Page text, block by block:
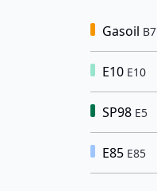
Gasoil B7
E10 E10
SP98 E5
E85 E85